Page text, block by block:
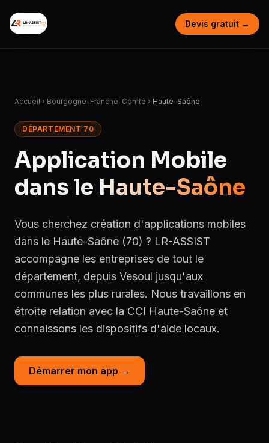
Devis gratuit →
Accueil › Bourgogne-Franche-Comté › Haute-Saône
DÉPARTEMENT 70
Application Mobile
dans le Haute-Saône
Vous cherchez création d'applications mobiles
dans le Haute-Saône (70) ? LR-ASSIST
accompagne les entreprises de tout le
département, depuis Vesoul jusqu'aux
communes les plus rurales. Nous travaillons en
étroite relation avec la CCI Haute-Saône et
connaissons les dispositifs d'aide locaux.
Démarrer mon app →